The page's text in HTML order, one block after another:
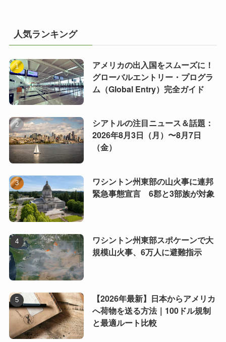
人気ランキング
アメリカの出入国をスムーズに！
グローバルエントリー・プログラ
ム（Global Entry）完全ガイド
シアトルの注目ニュース＆話題：
2026年8月3日（月）〜8月7日
（金）
ワシントン州東部の山火事に連邦
緊急事態宣言 6郡と3部族が対象
ワシントン州東部スポケーンで大
規模山火事、6万人に避難指示
【2026年最新】日本からアメリカ
へ荷物を送る方法｜100ドル規制
と最適ルート比較